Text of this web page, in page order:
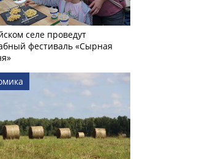
селе проведут
фестиваль «Сырная